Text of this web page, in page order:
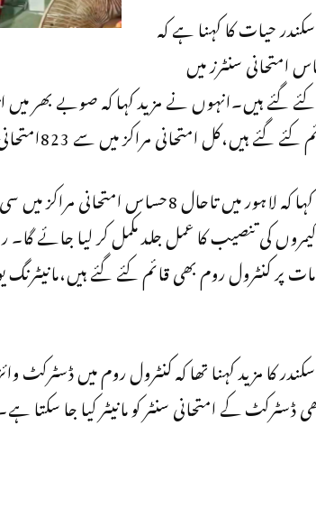
سکندر حیات کا کہنا ہے کہ
طور پر 638حساس امتحانی سنٹرز میں
کئے گئے ہیں۔انہوں نے مزید کہا کہ صوبے بھر
صوبائی وزیر تعلیم نے کہا کہ لاہور میں
کیمروں کی تنصیب کا عمل جلد مکمل کر لیا جائے
کے لئے 2مقامات پر کنٹرول روم بھی قائم کئے گئے
کا مزید کہنا تھا کہ کنٹرول روم میں ڈسٹرکٹ
کے امتحانی سنٹر کو مانیٹر کیا جا سکتا